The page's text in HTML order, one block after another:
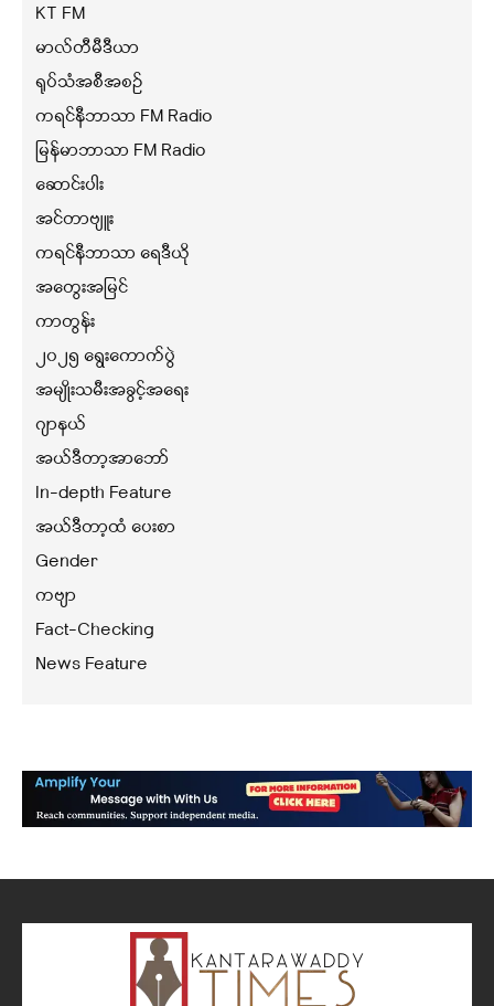
KT FM
မာလ်တီမီဒီယာ
ရုပ်သံအစီအစဉ်
ကရင်နီဘာသာ FM Radio
မြန်မာဘာသာ FM Radio
ဆောင်းပါး
အင်တာဗျူး
ကရင်နီဘာသာ ရေဒီယို
အတွေးအမြင်
ကာတွန်း
၂၀၂၅ ရွေးကောက်ပွဲ
အမျိုးသမီးအခွင့်အရေး
ဂျာနယ်
အယ်ဒီတာ့အာဘော်
In-depth Feature
အယ်ဒီတာ့ထံ ပေးစာ
Gender
ကဗျာ
Fact-Checking
News Feature